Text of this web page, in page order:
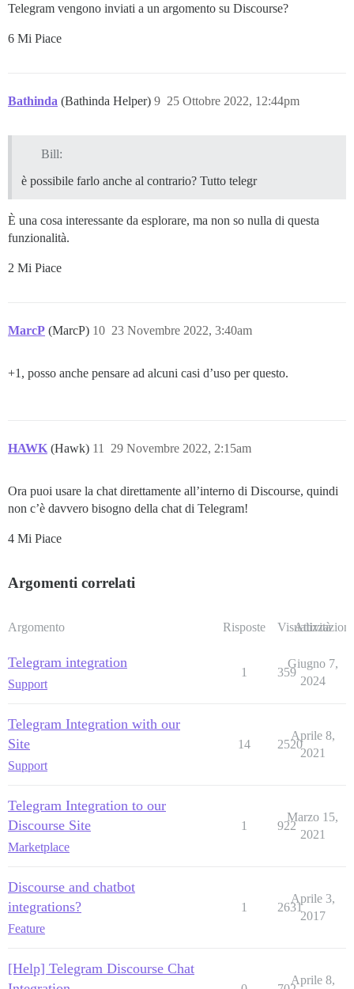
Telegram vengono inviati a un argomento su Discourse?
6 Mi Piace
Bathinda (Bathinda Helper) 25 Ottobre 2022, 12:44pm
9
Bill:
è possibile farlo anche al contrario? Tutto telegr
È una cosa interessante da esplorare, ma non so nulla di questa
funzionalità.
2 Mi Piace
MarcP (MarcP) 23 Novembre 2022, 3:40am
10
+1, posso anche pensare ad alcuni casi d’uso per questo.
HAWK (Hawk) 29 Novembre 2022, 2:15am
11
Ora puoi usare la chat direttamente all’interno di Discourse, quindi
non c’è davvero bisogno della chat di Telegram!
4 Mi Piace
Argomenti correlati
Argomento Risposte Visualizzazioni
Attività
Telegram integration
Support
1 359
Giugno 7,
2024
Telegram Integration with our
Site
Support
14 2520
Aprile 8,
2021
Telegram Integration to our
Discourse Site
Marketplace
1 922
Marzo 15,
2021
Discourse and chatbot
integrations?
Feature
1 2631
Aprile 3,
2017
[Help] Telegram Discourse Chat
Aprile 8,